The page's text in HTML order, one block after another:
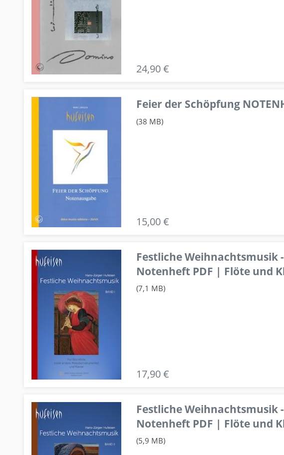
24,90 €
Feier der Schöpfung
(38 MB)
15,00 €
Festliche Weihnachtsmusik
Notenheft PDF | Flöte und
(7,1 MB)
17,90 €
Festliche Weihnachtsmusik
Notenheft PDF | Flöte und
(5,9 MB)